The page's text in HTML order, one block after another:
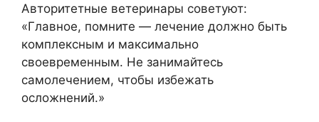
Авторитетные ветеринары советуют:
«Главное, помните — лечение должно быть
комплексным и максимально
своевременным. Не занимайтесь
самолечением, чтобы избежать
осложнений.»